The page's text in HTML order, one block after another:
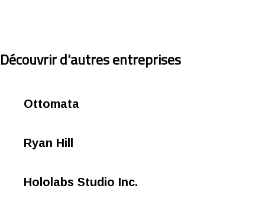
Découvrir d'autres entreprises
Ottomata
Ryan Hill
Hololabs Studio Inc.